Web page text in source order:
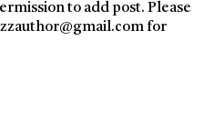
to add post. Please
for